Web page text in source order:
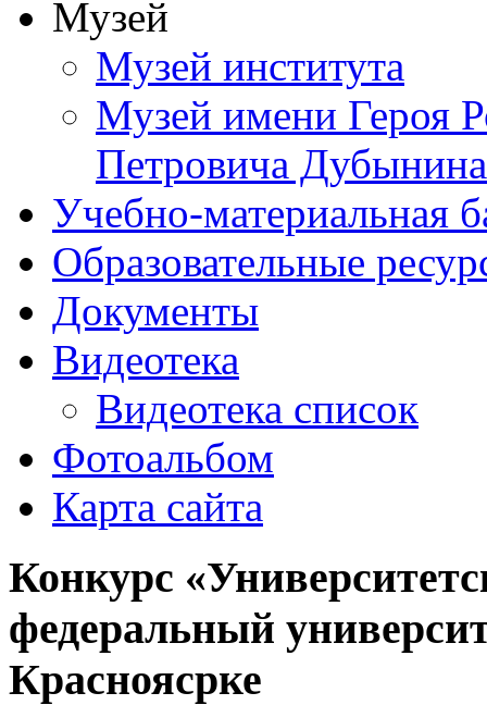
Музей
Музей института
Музей имени Героя
Петровича Дубынина
Учебно-материальная
Образовательные
Документы
Видеотека
Видеотека список
Фотоальбом
Карта сайта
Конкурс
федеральный
Красноясрке